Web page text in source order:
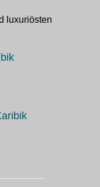
luxuriösten